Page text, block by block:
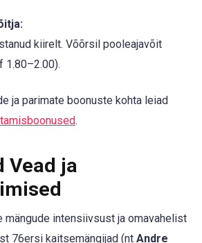
kiirelt. Võõrsil pooleajavõit
1.80–2.00).
ja parimate boonuste kohta leiad
.
Vead ja
intensiivsust ja omavahelist
76ersi kaitsemängijad (nt Andre